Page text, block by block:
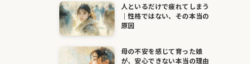
人といるだけで疲れてしまう
｜性格ではない、その本当の
原因
母の不安を感じて育った娘
が、安心できない本当の理由